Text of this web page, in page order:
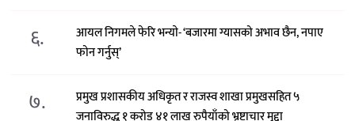
६.
आयल निगमले फेरि भन्याे- ‘बजारमा ग्यासको अभाव छैन, नपाए
फोन गर्नुस्’
७.
प्रमुख प्रशासकीय अधिकृत र राजस्व शाखा प्रमुखसहित ५
जनाविरुद्ध १ करोड ४१ लाख रुपैयाँको भ्रष्टाचार मुद्दा